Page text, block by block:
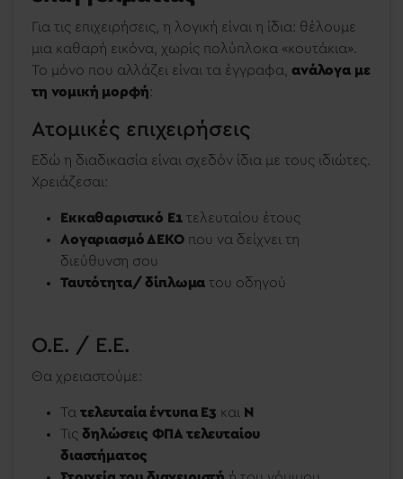
Για τις επιχειρήσεις, η λογική είναι η ίδια: θέλουμε
μια καθαρή εικόνα, χωρίς πολύπλοκα «κουτάκια».
Το μόνο που αλλάζει είναι τα έγγραφα, ανάλογα με
τη νομική μορφή:
Ατομικές επιχειρήσεις
Εδώ η διαδικασία είναι σχεδόν ίδια με τους ιδιώτες.
Χρειάζεσαι:
Εκκαθαριστικό Ε1τελευταίου έτους
Λογαριασμό ΔΕΚΟπου να δείχνει τη
διεύθυνση σου
Ταυτότητα/ δίπλωμα του οδηγού
Ο.Ε. / Ε.Ε.
Θα χρειαστούμε:
Τα τελευταία έντυπα Ε3 και Ν
Τις δηλώσεις ΦΠΑ τελευταίου
διαστήματος